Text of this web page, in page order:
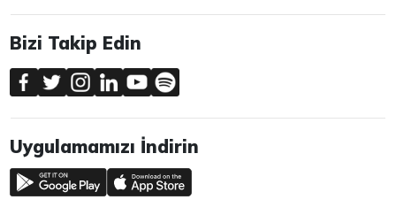
Bizi Takip Edin
Uygulamamızı İndirin